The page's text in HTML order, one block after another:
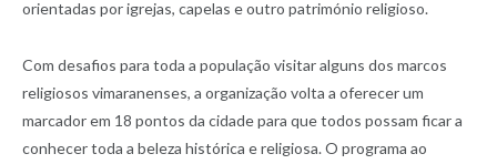
orientadas por igrejas, capelas e outro património religioso.
Com desafios para toda a população visitar alguns dos marcos
religiosos vimaranenses, a organização volta a oferecer um
marcador em 18 pontos da cidade para que todos possam ficar a
conhecer toda a beleza histórica e religiosa. O programa ao